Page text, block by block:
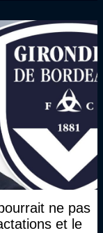
ne pas
et le